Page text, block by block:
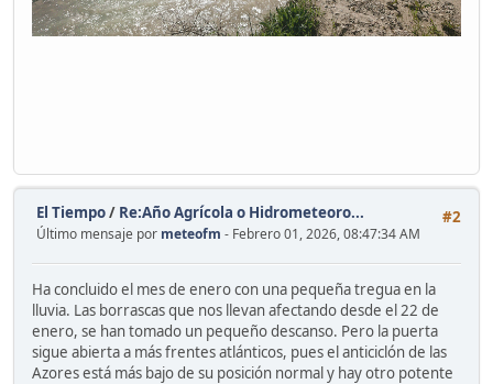
#2
El Tiempo/ Re:Año Agrícola o Hidrometeoro...
Último mensaje por meteofm - Febrero 01, 2026, 08:47:34 AM
Ha concluido el mes de enero con una pequeña tregua en la
lluvia. Las borrascas que nos llevan afectando desde el 22 de
enero, se han tomado un pequeño descanso. Pero la puerta
sigue abierta a más frentes atlánticos, pues el anticiclón de las
Azores está más bajo de su posición normal y hay otro potente